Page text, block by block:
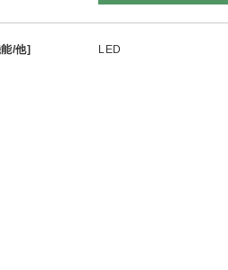
/他] LED